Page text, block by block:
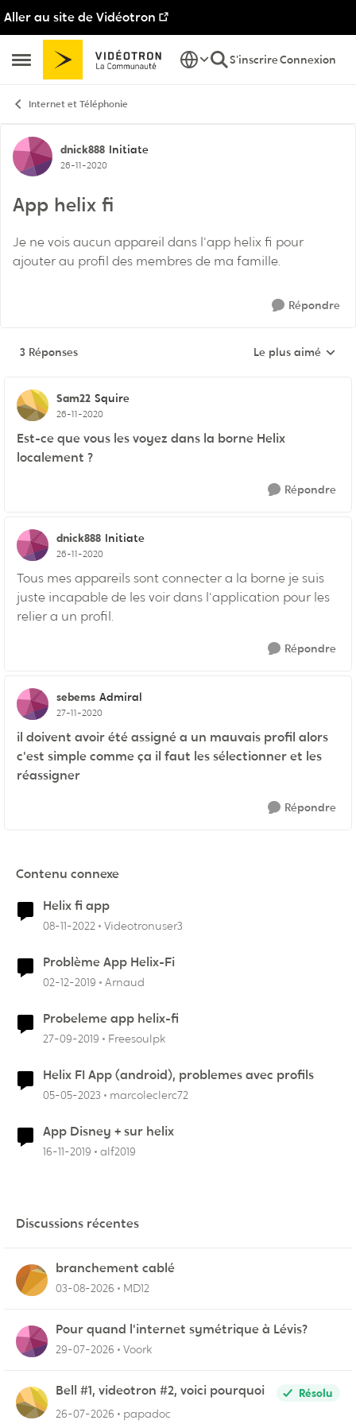
Aller au site de Vidéotron
Ouvrir Menu Latéral
Passer au contenu
S'inscrireConnexion
Internet et Téléphonie
Discussion de forum
dnick888 Initiate
26-11-2020
App helix fi
Je ne vois aucun appareil dans l'app helix fi pour
ajouter au profil des membres de ma famille.
Répondre
3 Réponses Réponses triées
Le plus aimé
Sam22 Squire
26-11-2020
Est-ce que vous les voyez dans la borne Helix
localement ?
Répondre
dnick888 Initiate
26-11-2020
Tous mes appareils sont connecter a la borne je suis
juste incapable de les voir dans l'application pour les
relier a un profil.
Répondre
sebems Admiral
27-11-2020
il doivent avoir été assigné a un mauvais profil alors
c'est simple comme ça il faut les sélectionner et les
réassigner
Répondre
Contenu connexe
Helix fi app
08-11-2022 Videotronuser3
Problème App Helix-Fi
02-12-2019 Arnaud
Probeleme app helix-fi
27-09-2019 Freesoulpk
Helix FI App (android), problemes avec profils
05-05-2023 marcoleclerc72
App Disney + sur helix
16-11-2019 alf2019
Discussions récentes
branchement cablé
03-08-2026 MD12
Pour quand l'internet symétrique à Lévis?
29-07-2026 Voork
Bell #1, videotron #2, voici pourquoi
Résolu
26-07-2026
papadoc